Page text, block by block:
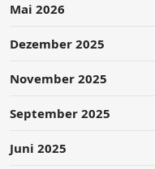
Mai 2026
Dezember 2025
November 2025
September 2025
Juni 2025